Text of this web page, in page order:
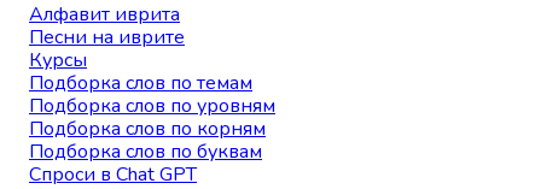
Алфавит иврита
Песни на иврите
Курсы
Подборка слов по темам
Подборка слов по уровням
Подборка слов по корням
Подборка слов по буквам
Спроси в Chat GPT